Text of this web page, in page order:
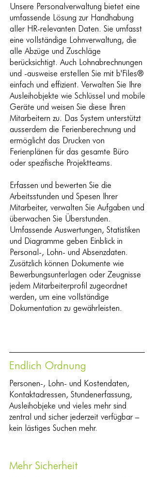
Unsere Personalverwaltung bietet eine
umfassende Lösung zur Handhabung
aller HR-relevanten Daten. Sie umfasst
eine vollständige Lohnverwaltung, die
alle Abzüge und Zuschläge
berücksichtigt. Auch Lohnabrechnungen
und -ausweise erstellen Sie mit b'Files®
einfach und effizient. Verwalten Sie Ihre
Ausleihobjekte wie Schlüssel und mobile
Geräte und weisen Sie diese Ihren
Mitarbeitern zu. Das System unterstützt
ausserdem die Ferienberechnung und
ermöglicht das Drucken von
Ferienplänen für das gesamte Büro
oder spezifische Projektteams.
Erfassen und bewerten Sie die
Arbeitsstunden und Spesen Ihrer
Mitarbeiter, verwalten Sie Aufgaben und
überwachen Sie Überstunden.
Umfassende Auswertungen, Statistiken
und Diagramme geben Einblick in
Personal-, Lohn- und Absenzdaten.
Zusätzlich können Dokumente wie
Bewerbungsunterlagen oder Zeugnisse
jedem Mitarbeiterprofil zugeordnet
werden, um eine vollständige
Dokumentation zu gewährleisten.
Endlich Ordnung
Personen-, Lohn- und Kostendaten,
Kontaktadressen, Stundenerfassung,
Ausleihobjeke und vieles mehr sind
zentral und sicher jederzeit verfügbar –
kein lästiges Suchen mehr.
Mehr Sicherheit